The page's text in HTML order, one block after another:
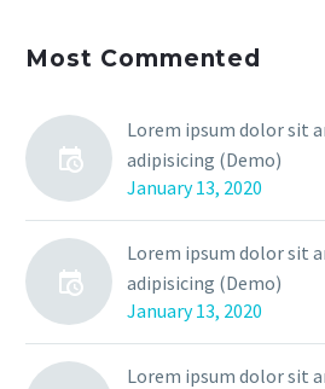
Most Commented
Lorem ipsum dolor sit
adipisicing (Demo)
January 13, 2020
Lorem ipsum dolor sit
adipisicing (Demo)
January 13, 2020
Lorem ipsum dolor sit